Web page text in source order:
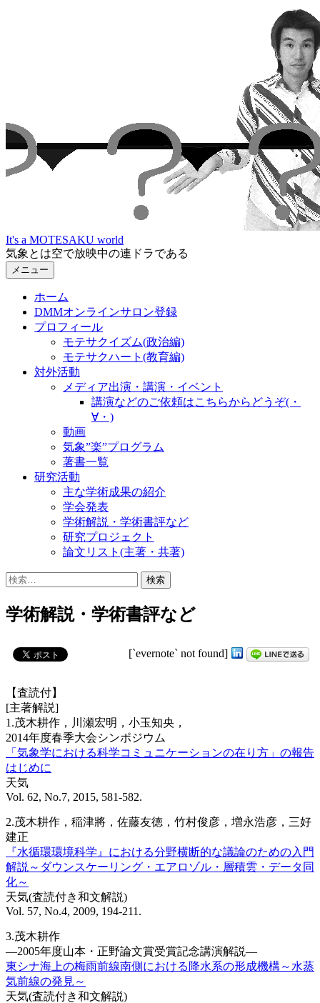
ッ
プ
It's a MOTESAKU world
気象とは空で放映中の連ドラである
メニュー
ホーム
DMMオンラインサロン登録
プロフィール
モテサクイズム(政治編)
モテサクハート(教育編)
対外活動
メディア出演・講演・イベント
講演などのご依頼はこちらからどうぞ(・
∀・)
動画
気象”楽”プログラム
著書一覧
研究活動
主な学術成果の紹介
学会発表
学術解説・学術書評など
研究プロジェクト
論文リスト(主著・共著)
検
学術解説・学術書評など
[`evernote` not found]
【査読付】
[主著解説]
1.茂木耕作，川瀬宏明，小玉知央，
2014年度春季大会シンポジウム
「気象学における科学コミュニケーションの在り方」の報告
はじめに
天気
Vol. 62, No.7, 2015, 581-582.
2.茂木耕作，稲津將，佐藤友徳，竹村俊彦，増永浩彦，三好
建正
『水循環環境科学』における分野横断的な議論のための入門
解説～ダウンスケーリング・エアロゾル・層積雲・データ同
化～
天気(査読付き和文解説)
Vol. 57, No.4, 2009, 194-211.
3.茂木耕作
―2005年度山本・正野論文賞受賞記念講演解説―
東シナ海上の梅雨前線南側における降水系の形成機構～水蒸
気前線の発見～
天気(査読付き和文解説)